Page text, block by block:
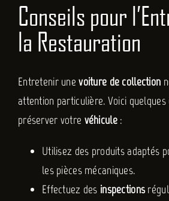
Conseils pour
la Restauration
Entretenir unevoiture de collection
attention particulière. Voici quelques
préserver votre véhicule:
Utilisez des produits adaptés
les pièces mécaniques.
Effectuez des inspections